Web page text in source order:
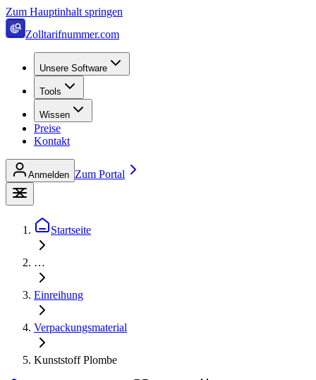
Zum Hauptinhalt springen
Zolltarifnummer.com
Unsere Software
Tools
Wissen
Preise
Kontakt
Anmelden Zum Portal
Startseite
…
Einreihung
Verpackungsmaterial
Kunststoff Plombe